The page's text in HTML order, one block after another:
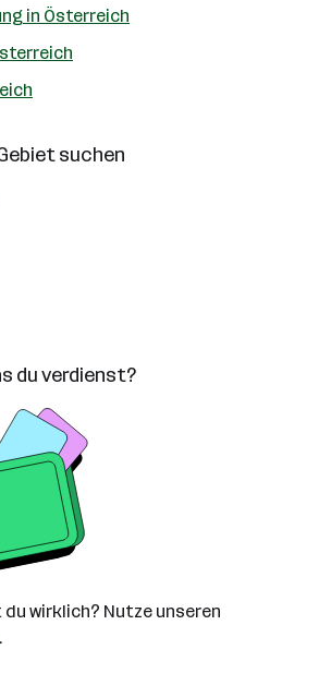
in Österreich
suchen
du verdienst?
wirklich? Nutze unseren
.